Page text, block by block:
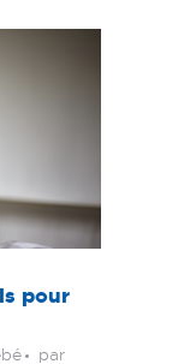
pour
par